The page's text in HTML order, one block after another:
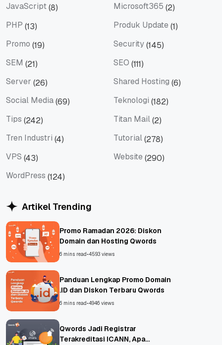
JavaScript(8) Microsoft365 (2)
PHP (13) Produk Update (1)
Promo (19) Security(145)
SEM (21) SEO (111)
Server (26) Shared Hosting (6)
Social Media(69) Teknologi (182)
Tips (242) Titan Mail(2)
Tren Industri (4) Tutorial(278)
VPS (43) Website (290)
WordPress (124)
Artikel Trending
Promo Ramadan 2026: Diskon
Domain dan Hosting Qwords
6 mins read•4593 views
Panduan Lengkap Promo Domain
.ID dan Diskon Terbaru Qwords
6 mins read•4946 views
Qwords Jadi Registrar
Terakreditasi ICANN, Apa